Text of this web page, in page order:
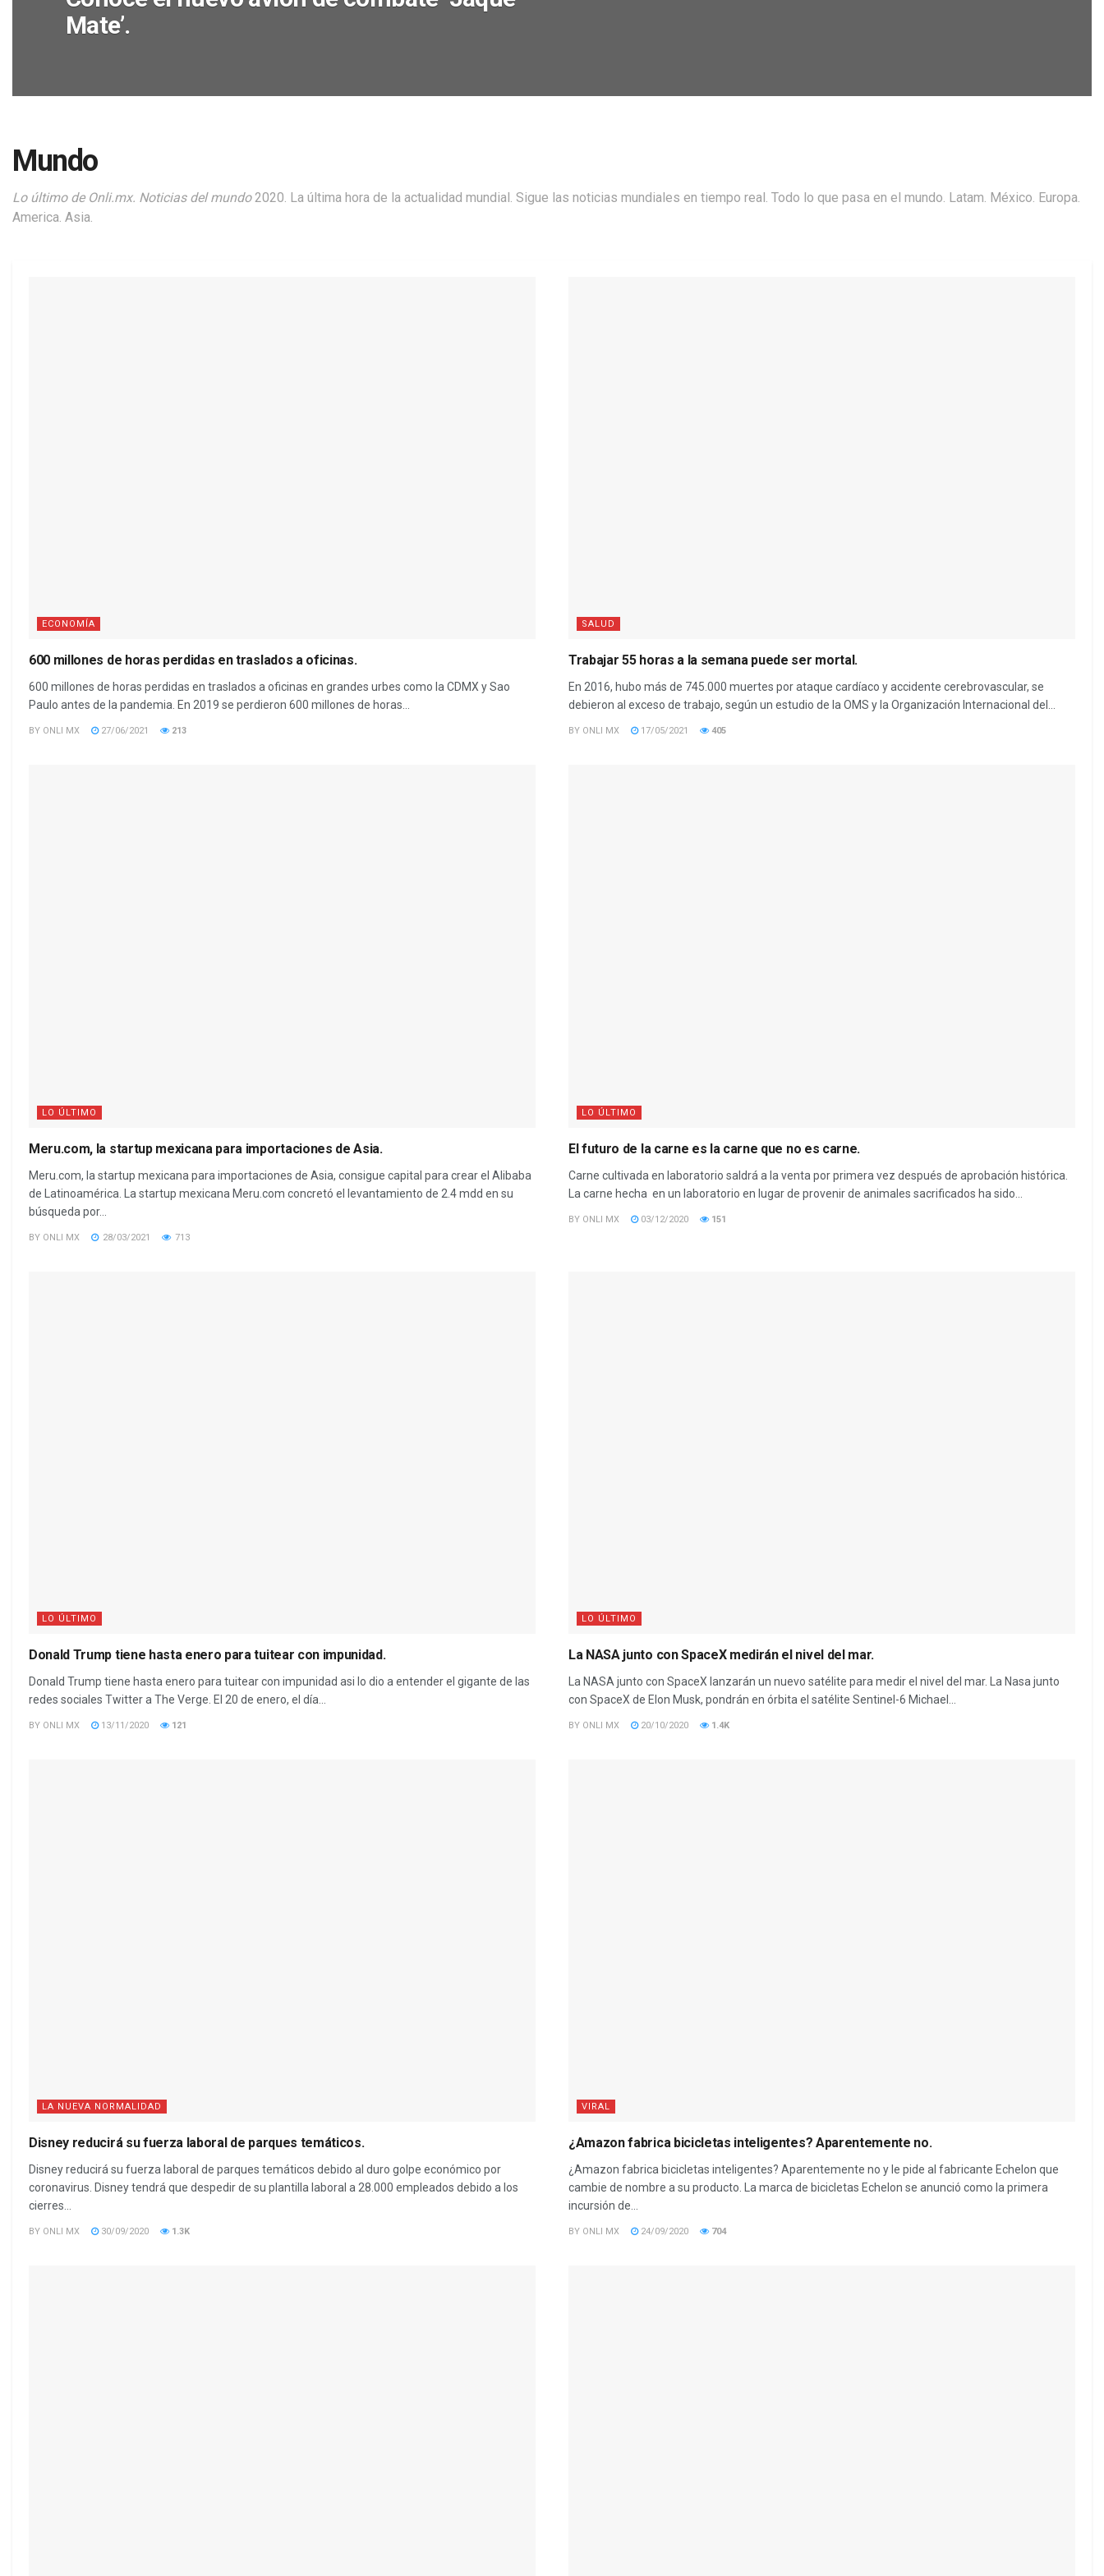
Mate’.
Mundo
Lo último de Onli.mx. Noticias del mundo2020. La última hora de la actualidad mundial. Sigue las noticias mundiales en tiempo real. Todo lo que pasa en el mundo. Latam. México. Europa.
America. Asia.
ECONOMÍA
600 millones de horas perdidas en traslados a oficinas.
600 millones de horas perdidas en traslados a oficinas en grandes urbes como la CDMX y Sao
Paulo antes de la pandemia. En 2019 se perdieron 600 millones de horas...
BY ONLI MX 27/06/2021 213
SALUD
Trabajar 55 horas a la semana puede ser mortal.
En 2016, hubo más de 745.000 muertes por ataque cardíaco y accidente cerebrovascular, se
debieron al exceso de trabajo, según un estudio de la OMS y la Organización Internacional del...
BY ONLI MX 17/05/2021 405
LO ÚLTIMO
Meru.com, la startup mexicana para importaciones de Asia.
Meru.com, la startup mexicana para importaciones de Asia, consigue capital para crear el Alibaba
de Latinoamérica. La startup mexicana Meru.com concretó el levantamiento de 2.4 mdd en su
búsqueda por...
BY ONLI MX 28/03/2021 713
LO ÚLTIMO
El futuro de la carne es la carne que no es carne.
Carne cultivada en laboratorio saldrá a la venta por primera vez después de aprobación histórica.
La carne hecha en un laboratorio en lugar de provenir de animales sacrificados ha sido...
BY ONLI MX 03/12/2020 151
LO ÚLTIMO
Donald Trump tiene hasta enero para tuitear con impunidad.
Donald Trump tiene hasta enero para tuitear con impunidad asi lo dio a entender el gigante de las
redes sociales Twitter a The Verge. El 20 de enero, el día...
BY ONLI MX 13/11/2020 121
LO ÚLTIMO
La NASA junto con SpaceX medirán el nivel del mar.
La NASA junto con SpaceX lanzarán un nuevo satélite para medir el nivel del mar. La Nasa junto
con SpaceX de Elon Musk, pondrán en órbita el satélite Sentinel-6 Michael...
BY ONLI MX 20/10/2020 1.4K
LA NUEVA NORMALIDAD
Disney reducirá su fuerza laboral de parques temáticos.
Disney reducirá su fuerza laboral de parques temáticos debido al duro golpe económico por
coronavirus. Disney tendrá que despedir de su plantilla laboral a 28.000 empleados debido a los
cierres...
BY ONLI MX 30/09/2020 1.3K
VIRAL
¿Amazon fabrica bicicletas inteligentes? Aparentemente no.
¿Amazon fabrica bicicletas inteligentes? Aparentemente no y le pide al fabricante Echelon que
cambie de nombre a su producto. La marca de bicicletas Echelon se anunció como la primera
incursión de...
BY ONLI MX 24/09/2020 704